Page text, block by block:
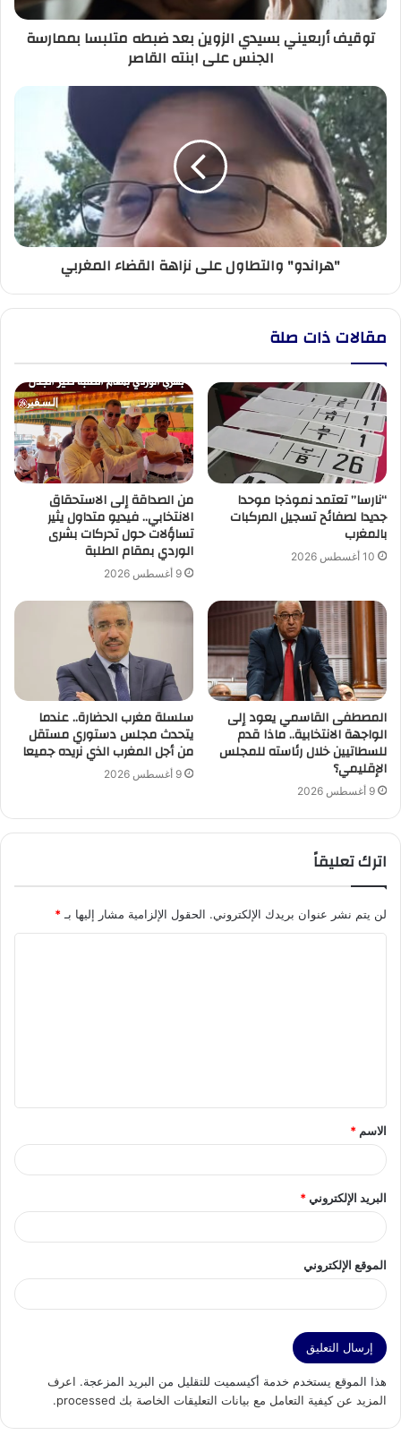
الجنس
علىتوقيف أربعيني بسيدي الزوين بعد ضبطه متلبسا بممارسة
الجنس على ابنته القاصر
"هراندو"
والتطاول
على
نزاهة
القضاء
المغربي
"هراندو" والتطاول على نزاهة القضاء المغربي
مقالات ذات صلة
“نارسا” تعتمد نموذجا موحدا
جديدا لصفائح تسجيل المركبات
بالمغرب
10 أغسطس 2026
من الصداقة إلى الاستحقاق
الانتخابي.. فيديو متداول يثير
تساؤلات حول تحركات بشرى
الوردي بمقام الطلبة
9 أغسطس 2026
المصطفى القاسمي يعود إلى
الواجهة الانتخابية.. ماذا قدم
للسطاتيين خلال رئاسته للمجلس
الإقليمي؟
9 أغسطس 2026
سلسلة مغرب الحضارة.. عندما
يتحدث مجلس دستوري مستقل
من أجل المغرب الذي نريده جميعا
9 أغسطس 2026
اترك تعليقاً
لن يتم نشر عنوان بريدك الإلكتروني. الحقول الإلزامية مشار إليها بـ*
ق
*
الاسم *
البريد الإلكتروني*
الموقع الإلكتروني
هذا الموقع يستخدم خدمة أكيسميت للتقليل من البريد المزعجة. اعرف
المزيد عن كيفية التعامل مع بيانات التعليقات الخاصة بك processed
.